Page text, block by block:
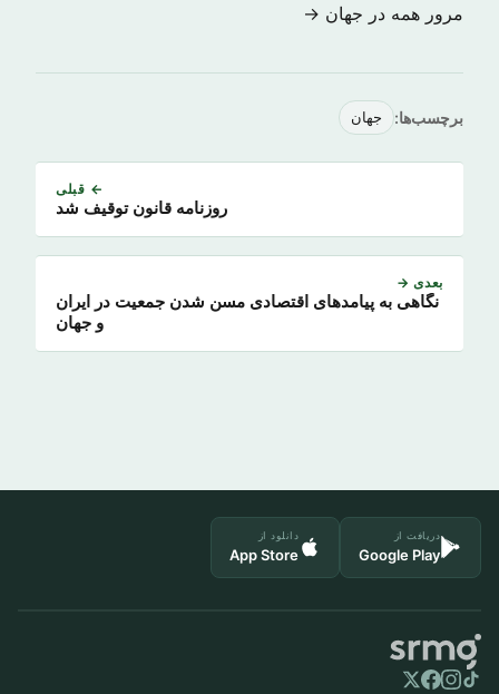
مرور همه در جهان →
برچسب‌ها: جهان
← قبلی
روزنامه قانون توقیف شد
بعدی →
نگاهی به پیامدهای اقتصادی مسن شدن جمعیت در ایران
و جهان
دریافت از
Google Play
دانلود از
App Store